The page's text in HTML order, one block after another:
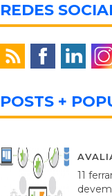
REDES
POSTS +
11